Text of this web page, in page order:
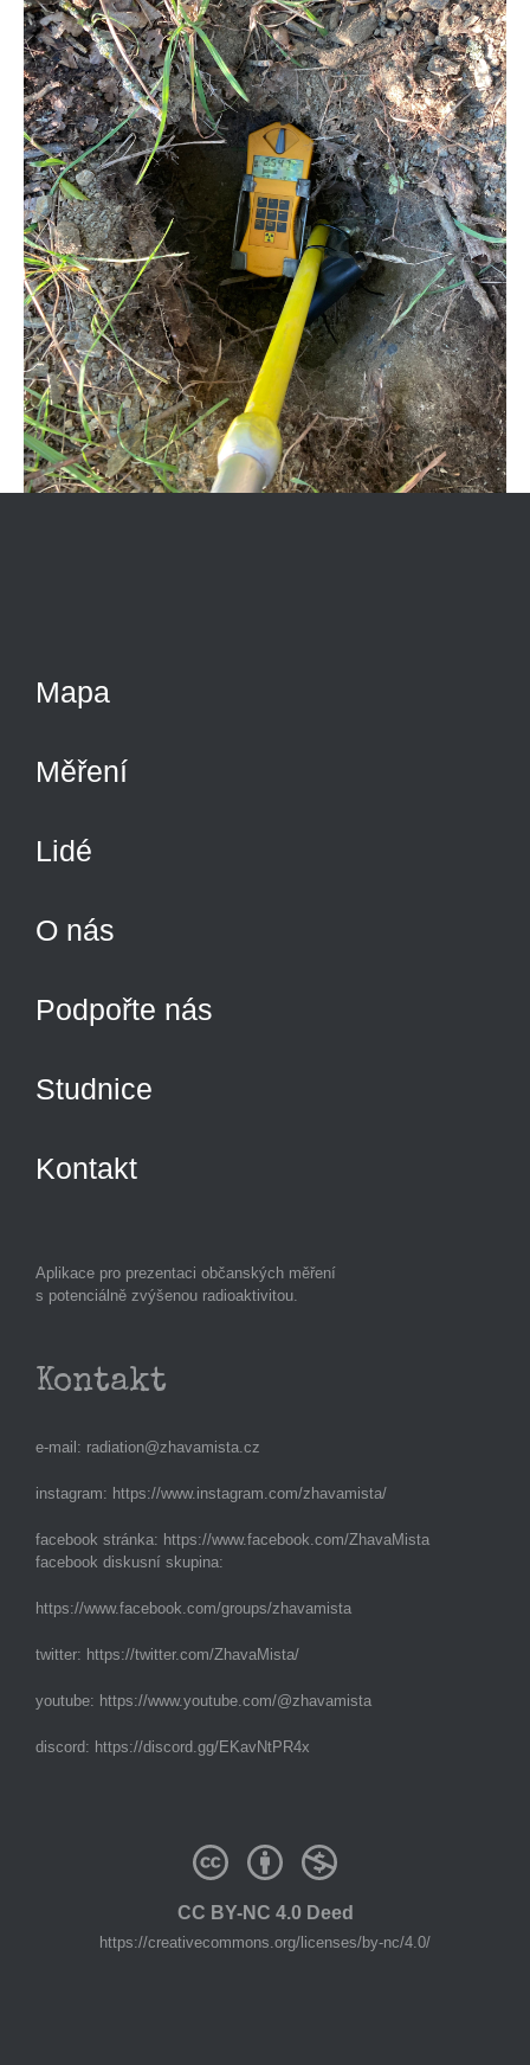
Aplikace pro prezentaci občanských měření
s potenciálně zvýšenou radioaktivitou.
Kontakt
e-mail: radiation@zhavamista.cz
instagram: https://www.instagram.com/zhavamista/
facebook stránka: https://www.facebook.com/ZhavaMista
facebook diskusní skupina:
https://www.facebook.com/groups/zhavamista
twitter: https://twitter.com/ZhavaMista/
youtube: https://www.youtube.com/@zhavamista
discord: https://discord.gg/EKavNtPR4x
Mapa
Měření
Lidé
O nás
Podpořte nás
Studnice
Kontakt
CC BY-NC 4.0 Deed
https://creativecommons.org/licenses/by-nc/4.0/